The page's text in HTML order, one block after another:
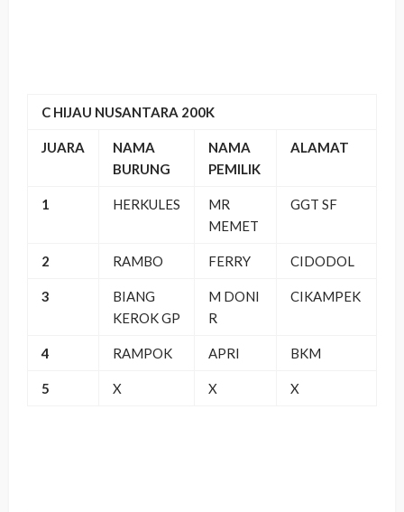
C HIJAU NUSANTARA 200K
JUARA
NAMA
BURUNG
NAMA
PEMILIK
ALAMAT
1 HERKULES
MR
MEMET
GGT SF
2 RAMBO FERRY CIDODOL
3
BIANG
KEROK GP
M DONI
R
CIKAMPEK
4 RAMPOK APRI BKM
5 X X X